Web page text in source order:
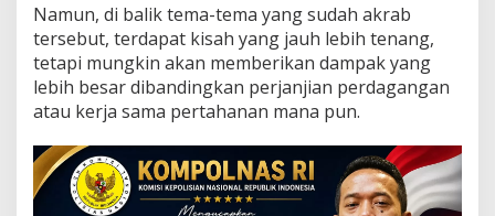
r
u
t
u
r
i
g
i
t
Namun, di balik tema-tema yang sudah akrab
tersebut, terdapat kisah yang jauh lebih tenang,
tetapi mungkin akan memberikan dampak yang
lebih besar dibandingkan perjanjian perdagangan
atau kerja sama pertahanan mana pun.